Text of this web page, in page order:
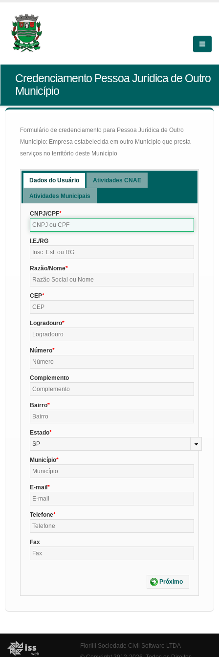
Credenciamento Pessoa Jurídica de Outro
Município
Formulário de credenciamento para Pessoa Jurídica de Outro
Município: Empresa estabelecida em outro Município que presta
serviços no território deste Município
Dados do Usuário Atividades CNAE
Atividades Municipais
CNPJ/CPF
I.E./RG
Razão/Nome
CEP
Logradouro
Número
Complemento
Bairro
Estado
SP
Município
E-mail
Telefone
Fax
Próximo
Fiorilli Sociedade Civil Software LTDA